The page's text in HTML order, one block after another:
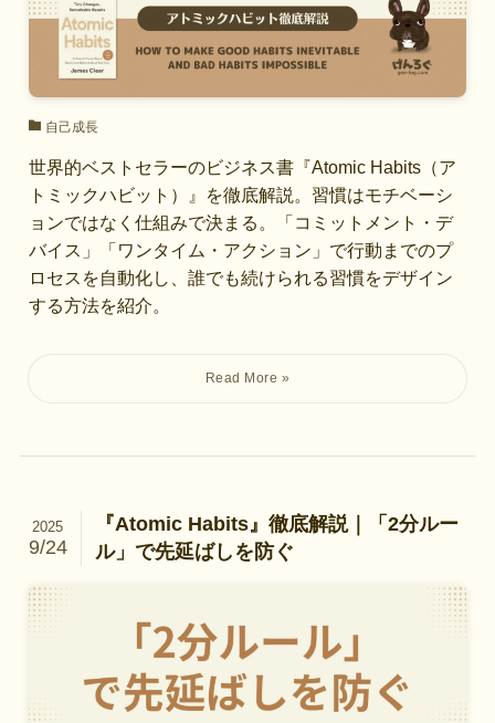
自己成長
世界的ベストセラーのビジネス書『Atomic Habits（ア
トミックハビット）』を徹底解説。習慣はモチベーシ
ョンではなく仕組みで決まる。「コミットメント・デ
バイス」「ワンタイム・アクション」で行動までのプ
ロセスを自動化し、誰でも続けられる習慣をデザイン
する方法を紹介。
『Atomic Habits』徹底解説｜「2分ルー
ル」で先延ばしを防ぐ
2025
9/24